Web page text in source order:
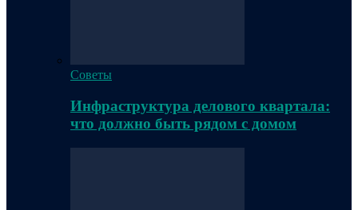
Советы
Инфраструктура делового квартала:
что должно быть рядом с домом